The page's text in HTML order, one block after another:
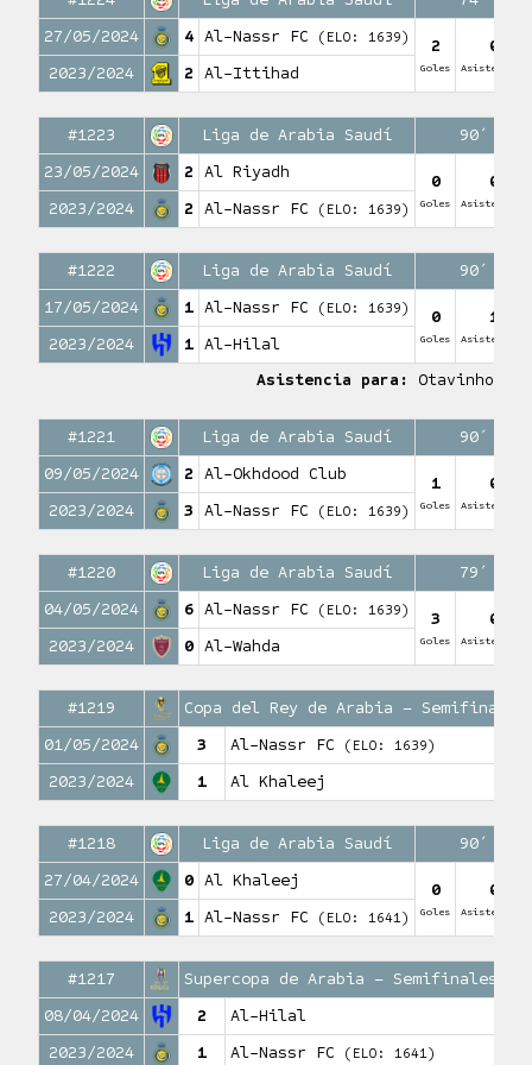
27/05/2024
4 Al-Nassr FC (ELO: 1639) 2
Goles
0
Asistencias
2023/2024 2 Al-Ittihad
#1223 Liga de Arabia Saudí
90′
23/05/2024
2 Al Riyadh 0
Goles
0
Asistencias
2023/2024 2 Al-Nassr FC (ELO: 1639)
#1222 Liga de Arabia Saudí
90′
17/05/2024
1 Al-Nassr FC (ELO: 1639) 0
Goles
1
Asistencias
2023/2024 1 Al-Hilal
Asistencia para:
Otavinho
#1221 Liga de Arabia Saudí
90′
09/05/2024
2 Al-Okhdood Club 1
Goles
0
Asistencias
2023/2024 3 Al-Nassr FC (ELO: 1639)
#1220 Liga de Arabia Saudí
79′
04/05/2024
6 Al-Nassr FC (ELO: 1639) 3
Goles
0
Asistencias
2023/2024 0 Al-Wahda
#1219
Copa del Rey de Arabia – Semifinales
01/05/2024
3 Al-Nassr FC (ELO: 1639)
2023/2024 1 Al Khaleej
#1218 Liga de Arabia Saudí
90′
27/04/2024
0 Al Khaleej 0
Goles
0
Asistencias
2023/2024 1 Al-Nassr FC (ELO: 1641)
#1217
Supercopa de Arabia – Semifinales
08/04/2024
2 Al-Hilal
2023/2024 1 Al-Nassr FC (ELO: 1641)